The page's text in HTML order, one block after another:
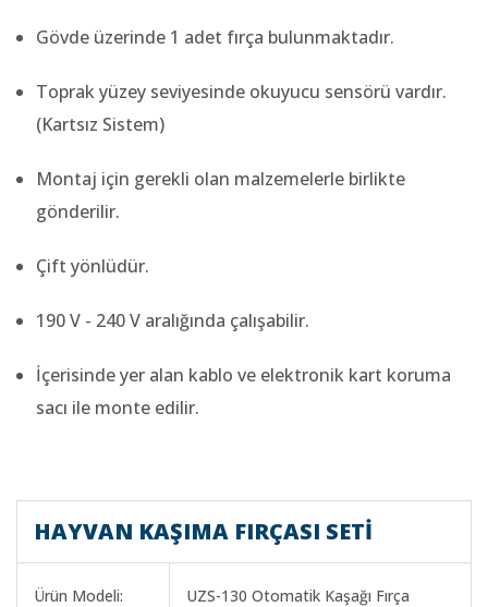
Gövde üzerinde 1 adet fırça bulunmaktadır.
Toprak yüzey seviyesinde okuyucu sensörü vardır.
(Kartsız Sistem)
Montaj için gerekli olan malzemelerle birlikte
gönderilir.
Çift yönlüdür.
190 V - 240 V aralığında çalışabilir.
İçerisinde yer alan kablo ve elektronik kart koruma
sacı ile monte edilir.
HAYVAN KAŞIMA FIRÇASI SETİ
Ürün Modeli: UZS-130 Otomatik Kaşağı Fırça